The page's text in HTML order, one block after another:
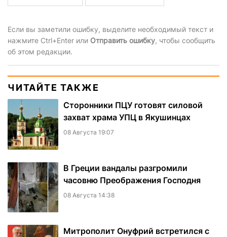
Если вы заметили ошибку, выделите необходимый текст и
нажмите Ctrl+Enter или Отправить ошибку, чтобы сообщить
об этом редакции.
ЧИТАЙТЕ ТАКЖЕ
Сторонники ПЦУ готовят силовой
захват храма УПЦ в Якушинцах
08 Августа 19:07
В Греции вандалы разгромили
часовню Преображения Господня
08 Августа 14:38
Митрополит Онуфрий встретился с